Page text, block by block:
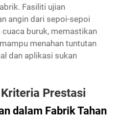
Fasiliti ujian
angin dari sepoi-sepoi
buruk, memastikan
menahan tuntutan
dan aplikasi sukan
Prestasi
dalam Fabrik Tahan